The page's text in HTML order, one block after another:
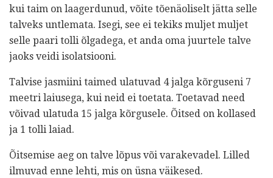
kui taim on laagerdunud, võite tõenäoliselt jätta selle
talveks untlemata. Isegi, see ei tekiks muljet muljet
selle paari tolli õlgadega, et anda oma juurtele talve
jaoks veidi isolatsiooni.
Talvise jasmiini taimed ulatuvad 4 jalga kõrguseni 7
meetri laiusega, kui neid ei toetata. Toetavad need
võivad ulatuda 15 jalga kõrgusele. Õitsed on kollased
ja 1 tolli laiad.
Õitsemise aeg on talve lõpus või varakevadel. Lilled
ilmuvad enne lehti, mis on üsna väikesed.